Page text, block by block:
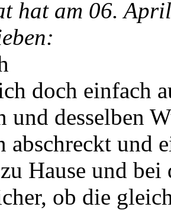
hat am 06.
doch einfach
und desselben
abschreckt und
Hause und
ob die